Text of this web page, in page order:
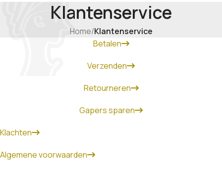
Klantenservice
Home/Klantenservice
Betalen
Verzenden
Retourneren
Gapers sparen
Klachten
Algemene voorwaarden